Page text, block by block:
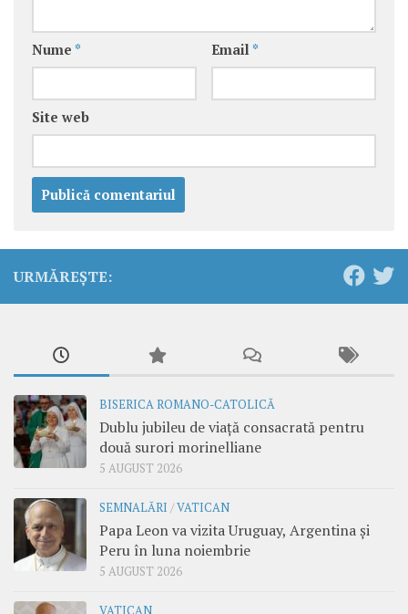
Nume * Email *
Site web
URMĂREȘTE:
BISERICA ROMANO-CATOLICĂ
Dublu jubileu de viață consacrată pentru
două surori morinelliane
5 AUGUST 2026
SEMNALĂRI /VATICAN
Papa Leon va vizita Uruguay, Argentina și
Peru în luna noiembrie
5 AUGUST 2026
VATICAN